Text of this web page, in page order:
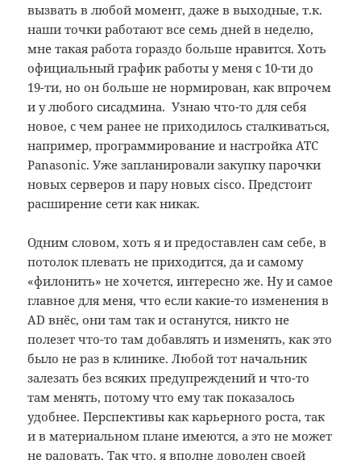
вызвать в любой момент, даже в выходные, т.к.
наши точки работают все семь дней в неделю,
мне такая работа гораздо больше нравится. Хоть
официальный график работы у меня с 10-ти до
19-ти, но он больше не нормирован, как впрочем
и у любого сисадмина. Узнаю что-то для себя
новое, с чем ранее не приходилось сталкиваться,
например, программирование и настройка АТС
Panasonic. Уже запланировали закупку парочки
новых серверов и пару новых cisco. Предстоит
расширение сети как никак.
Одним словом, хоть я и предоставлен сам себе, в
потолок плевать не приходится, да и самому
«филонить» не хочется, интересно же. Ну и самое
главное для меня, что если какие-то изменения в
AD внёс, они там так и останутся, никто не
полезет что-то там добавлять и изменять, как это
было не раз в клинике. Любой тот начальник
залезать без всяких предупреждений и что-то
там менять, потому что ему так показалось
удобнее. Перспективы как карьерного роста, так
и в материальном плане имеются, а это не может
не радовать. Так что, я вполне доволен своей